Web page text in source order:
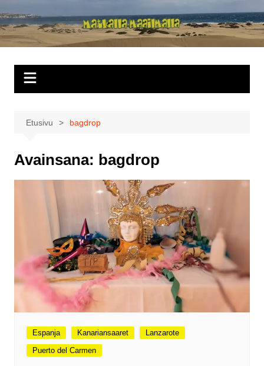
sisältöön
Matkalla
maailmalla
Etusivu bagdrop
Avainsana: bagdrop
Espanja Kanariansaaret
Lanzarote
Puerto del Carmen